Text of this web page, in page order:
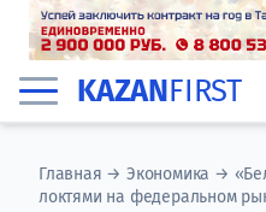
KAZANFIRST
Главная →Экономика →
локтями на федеральном